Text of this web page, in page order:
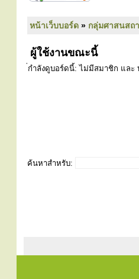
หน้าเว็บบอร์ด » กลุ่มศาสนสถ
ผู้ใช้งานขณะนี้
กำลังดูบอร์ดนี้: ไม่มีสมาชิก และ
ค้นหาสำหรับ: